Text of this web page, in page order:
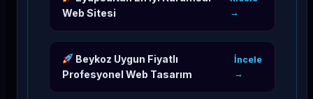
Web Sitesi
→
Beykoz Uygun Fiyatlı
Profesyonel Web Tasarım
İncele
→